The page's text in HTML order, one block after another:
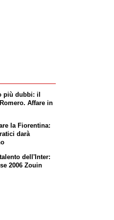
più dubbi: il
Affare in
la Fiorentina:
darà
dell'Inter:
2006 Zouin